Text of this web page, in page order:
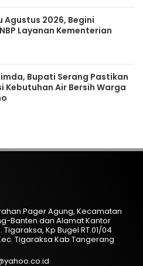
Agustus 2026, Begini
Layanan Kementerian
Bupati Serang Pastikan
Kebutuhan Air Bersih Warga
Pager Agung, Kecamatan
Banten dan Alamat Kantor
Kp Bugel RT.01/04
Tigaraksa Kab.Tangerang